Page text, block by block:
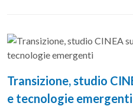
Transizione, studio
e tecnologie emergenti